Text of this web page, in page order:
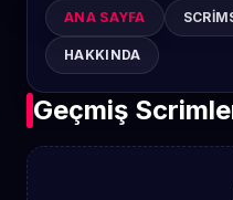
ANA SAYFA
HAKKINDA
Geçmiş